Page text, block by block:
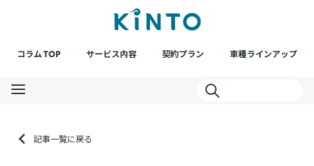
コラム TOP サービス内容 契約プラン 車種ラインアップ
記事一覧に戻る